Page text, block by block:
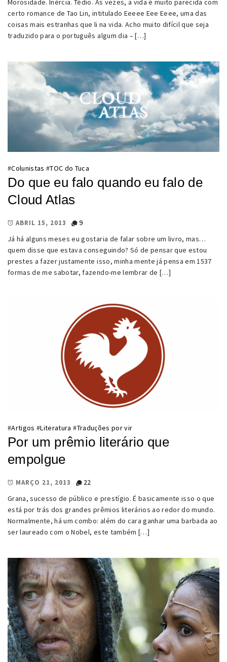
Morosidade. Inércia. Tédio. Às vezes, a vida é muito parecida com
certo romance de Tao Lin, intitulado Eeeee Eee Eeee, uma das
coisas mais estranhas que li na vida. Acho muito difícil que seja
traduzido para o português algum dia – […]
#Colunistas #TOC do Tuca
Do que eu falo quando eu falo de
Cloud Atlas
ABRIL 15, 2013
9
Já há alguns meses eu gostaria de falar sobre um livro, mas…
quem disse que estava conseguindo? Só de pensar que estou
prestes a fazer justamente isso, minha mente já pensa em 1537
formas de me sabotar, fazendo-me lembrar de […]
#Artigos #Literatura #Traduções por vir
Por um prêmio literário que
empolgue
MARÇO 21, 2013
22
Grana, sucesso de público e prestígio. É basicamente isso o que
está por trás dos grandes prêmios literários ao redor do mundo.
Normalmente, há um combo: além do cara ganhar uma barbada ao
ser laureado com o Nobel, este também […]